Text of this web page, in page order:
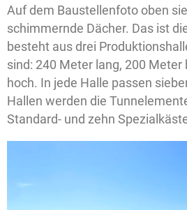
Auf dem Baustellenfoto oben
schimmernde Dächer. Das ist
besteht aus drei
sind: 240 Meter lang, 200
hoch. In jede Halle passen
Hallen werden die
Standard- und zehn